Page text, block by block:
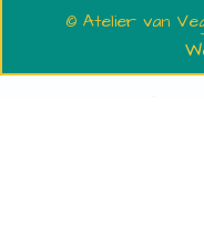
© Atelier van